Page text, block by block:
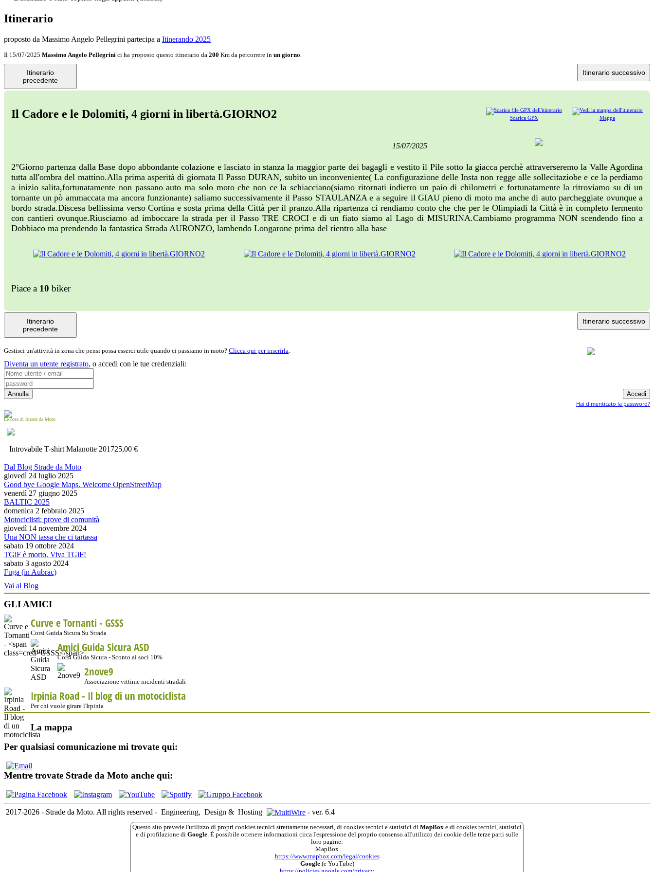
Itinerario
proposto da Massimo Angelo Pellegrini partecipa a Itinerando 2025
Il 15/07/2025 Massimo Angelo Pellegrini ci ha proposto questo itinerario da 200 Km da percorrere in un giorno.
Itinerario
precedente
Itinerario successivo
Mappa
Scarica GPX
Il Cadore e le Dolomiti, 4 giorni in libertà.GIORNO2
15/07/2025
2°Giorno partenza dalla Base dopo abbondante colazione e lasciato in stanza la maggior parte dei bagagli e vestito il Pile sotto la giacca perchè attraverseremo la Valle Agordina
tutta all'ombra del mattino.Alla prima asperità di giornata Il Passo DURAN, subito un inconveniente( La configurazione delle Insta non regge alle sollecitaziobe e ce la perdiamo
a inizio salita,fortunatamente non passano auto ma solo moto che non ce la schiacciano(siamo ritornati indietro un paio di chilometri e fortunatamente la ritroviamo su di un
tornante un pò ammaccata ma ancora funzionante) saliamo successivamente il Passo STAULANZA e a seguire il GIAU pieno di moto ma anche di auto parcheggiate ovunque a
bordo strada.Discesa bellissima verso Cortina e sosta prima della Città per il pranzo.Alla ripartenza ci rendiamo conto che che per le Olimpiadi la Città è in completo fermento
con cantieri ovunque.Riusciamo ad imboccare la strada per il Passo TRE CROCI e di un fiato siamo al Lago di MISURINA.Cambiamo programma NON scendendo fino a
Dobbiaco ma prendendo la fantastica Strada AURONZO, lambendo Longarone prima del rientro alla base
Piace a 10 biker
Itinerario
precedente
Itinerario successivo
Gestisci un'attività in zona che pensi possa esserci utile quando ci passiamo in moto? Clicca qui per inserirla.
Diventa un utente registrato, o accedi con le tue credenziali:
Hai dimenticato la password?
Le cose di Strade da Moto
Introvabile T-shirt Malanotte 201725,00 €
Dal Blog Strade da Moto
giovedì 24 luglio 2025
Good bye Google Maps. Welcome OpenStreetMap
venerdì 27 giugno 2025
BALTIC 2025
domenica 2 febbraio 2025
Motociclisti: prove di comunità
giovedì 14 novembre 2024
Una NON tassa che ci tartassa
sabato 19 ottobre 2024
TGiF è morto. Viva TGiF!
sabato 3 agosto 2024
Fuga (in Aubrac)
Vai al Blog
GLI AMICI
Curve e Tornanti - GSSS
Corsi Guida Sicura Su Strada
Amici Guida Sicura ASD
Corsi Guida Sicura - Sconto ai soci 10%
2nove9
Associazione vittime incidenti stradali
Irpinia Road - Il blog di un motociclista
Per chi vuole girare l'Irpinia
La mappa
Per qualsiasi comunicazione mi trovate qui:
Mentre trovate Strade da Moto anche qui:
2017-2026 - Strade da Moto. All rights reserved - Engineering, Design & Hosting - ver. 6.4
Questo sito prevede l'utilizzo di propri cookies tecnici strettamente necessari, di cookies tecnici e statistici di MapBox e di cookies tecnici, statistici
e di profilazione di Google. È possibile ottenere informazioni circa l'espressione del proprio consenso all'utilizzo dei cookie delle terze parti sulle
loro pagine:
MapBox
https://www.mapbox.com/legal/cookies
Google(e YouTube)